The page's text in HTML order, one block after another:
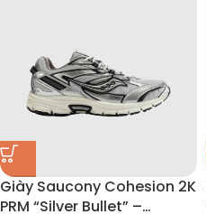
Giày Saucony Cohesion 2K
PRM “Silver Bullet” –